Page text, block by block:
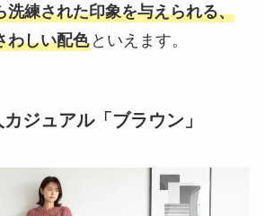
洗練された印象を与えられる、
わしい配色といえます。
ジュアル「ブラウン」